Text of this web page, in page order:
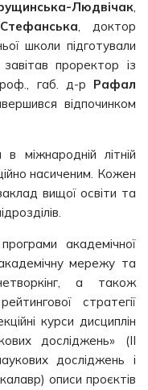
Людвічак,
, доктор
школи підготували
проректор із
габ. д-р Рафал
відпочинком
міжнародній літній
насиченим. Кожен
вищої освіти та
академічної
мережу та
а також
стратегії
курси дисциплін
досліджень» (II
досліджень і
описи проєктів